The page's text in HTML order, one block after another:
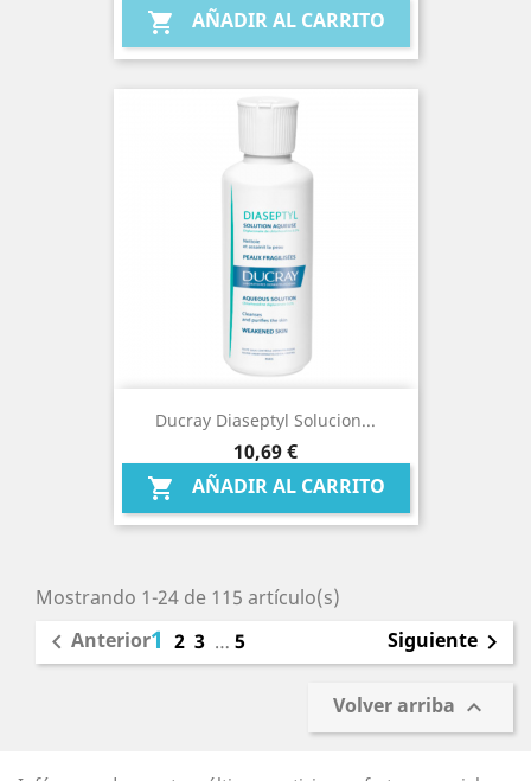
 AÑADIR AL CARRITO
Ducray Diaseptyl Solucion...
Precio
10,69 €
 AÑADIR AL CARRITO
Mostrando 1-24 de 115 artículo(s)
 Anterior1 2 3 … 5 Siguiente 
Volver arriba 